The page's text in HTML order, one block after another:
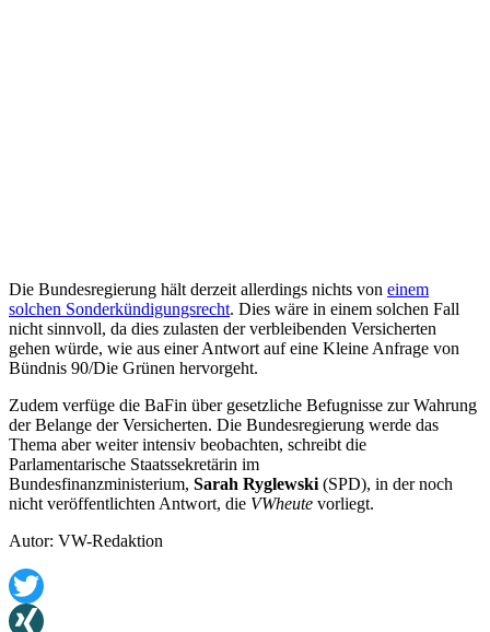
Die Bundesregierung hält derzeit allerdings nichts von einem
solchen Sonderkündigungsrecht. Dies wäre in einem solchen Fall
nicht sinnvoll, da dies zulasten der verbleibenden Versicherten
gehen würde, wie aus einer Antwort auf eine Kleine Anfrage von
Bündnis 90/Die Grünen hervorgeht.
Zudem verfüge die BaFin über gesetzliche Befugnisse zur Wahrung
der Belange der Versicherten. Die Bundesregierung werde das
Thema aber weiter intensiv beobachten, schreibt die
Parlamentarische Staatssekretärin im
Bundesfinanzministerium, Sarah Ryglewski(SPD), in der noch
nicht veröffentlichten Antwort, die VWheute vorliegt.
Autor: VW-Redaktion
Twitter